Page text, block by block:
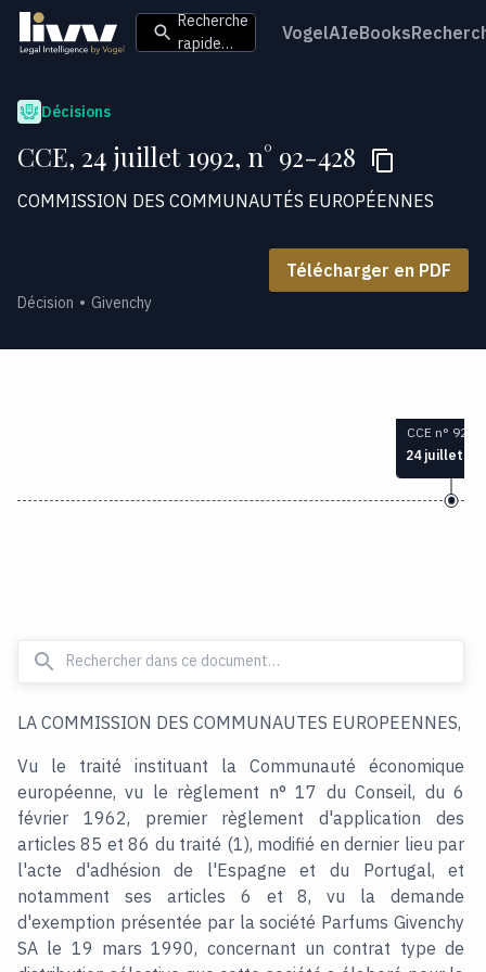
Recherche
rapide…
VogelAIeBooks
Décisions
CCE, 24 juillet 1992, n° 92-428
COMMISSION DES COMMUNAUTÉS EUROPÉENNES
Télécharger en PDF
Décision Givenchy
CCE n° 92-
24 juillet
LA COMMISSION DES COMMUNAUTES EUROPEENNES,
Vu le traité instituant la Communauté économique
européenne, vu le règlement n° 17 du Conseil, du 6
février 1962, premier règlement d'application des
articles 85 et 86 du traité (1), modifié en dernier lieu par
l'acte d'adhésion de l'Espagne et du Portugal, et
notamment ses articles 6 et 8, vu la demande
d'exemption présentée par la société Parfums Givenchy
SA le 19 mars 1990, concernant un contrat type de